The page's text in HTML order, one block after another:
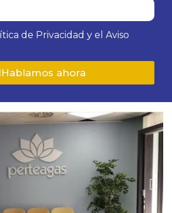
de Privacidad y el Aviso
Hablamos ahora